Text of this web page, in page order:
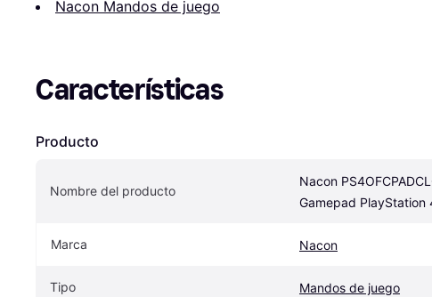
Nacon Mandos de juego
Características
Producto
Nombre del producto
Nacon
Gamepad PlayStation
Marca Nacon
Tipo Mandos de juego